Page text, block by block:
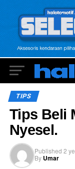
TIPS
Tips Beli
Nyesel.
Published 2
By Umar